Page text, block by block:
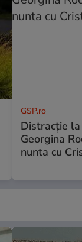
GSP.ro
Distracție
Georgina
nunta cu